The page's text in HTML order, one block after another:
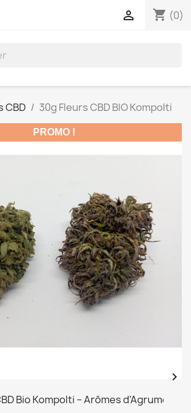
shopping_cart (0)

CBD 30g Fleurs CBD BIO Kompolti
PROMO !
